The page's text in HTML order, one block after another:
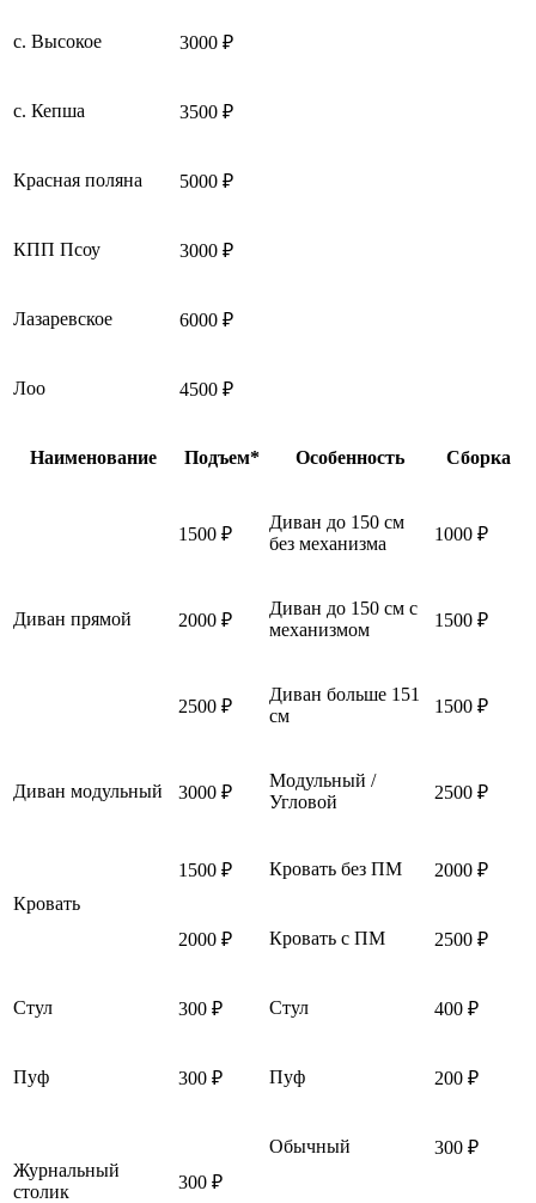
с. Высокое 3000 ₽
с. Кепша 3500 ₽
Красная поляна 5000 ₽
КПП Псоу 3000 ₽
Лазаревское 6000 ₽
Лоо 4500 ₽
Наименование Подъем* Особенность Сборка
Диван прямой
1500 ₽
Диван до 150 см
без механизма
1000 ₽
2000 ₽
Диван до 150 см с
механизмом
1500 ₽
2500 ₽
Диван больше 151
см
1500 ₽
Диван модульный 3000 ₽
Модульный /
Угловой
2500 ₽
Кровать
1500 ₽ Кровать без ПМ 2000 ₽
2000 ₽ Кровать с ПМ 2500 ₽
Стул 300 ₽ Стул 400 ₽
Пуф 300 ₽ Пуф 200 ₽
Журнальный
столик
300 ₽
Обычный 300 ₽